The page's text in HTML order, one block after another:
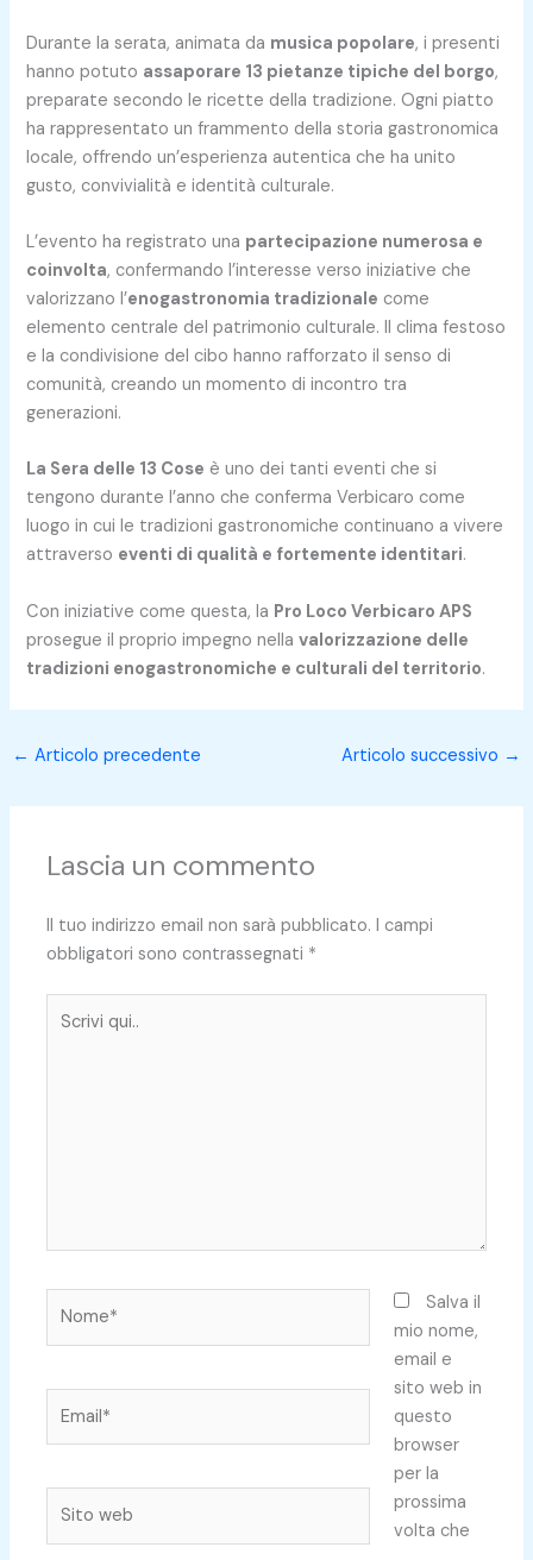
Durante la serata, animata da musica popolare, i presenti
hanno potuto assaporare 13 pietanze tipiche del borgo,
preparate secondo le ricette della tradizione. Ogni piatto
ha rappresentato un frammento della storia gastronomica
locale, offrendo un’esperienza autentica che ha unito
gusto, convivialità e identità culturale.
L’evento ha registrato una partecipazione numerosa e
coinvolta, confermando l’interesse verso iniziative che
valorizzano l’enogastronomia tradizionale come
elemento centrale del patrimonio culturale. Il clima festoso
e la condivisione del cibo hanno rafforzato il senso di
comunità, creando un momento di incontro tra
generazioni.
La Sera delle 13 Cose è uno dei tanti eventi che si
tengono durante l’anno che conferma Verbicaro come
luogo in cui le tradizioni gastronomiche continuano a vivere
attraverso eventi di qualità e fortemente identitari.
Con iniziative come questa, la Pro Loco Verbicaro APS
prosegue il proprio impegno nellavalorizzazione delle
tradizioni enogastronomiche e culturali del territorio.
← Articolo precedente Articolo successivo →
Lascia un commento
Il tuo indirizzo email non sarà pubblicato. I campi
obbligatori sono contrassegnati *
web
Salva il
mio nome,
email e
sito web in
questo
browser
per la
prossima
volta che